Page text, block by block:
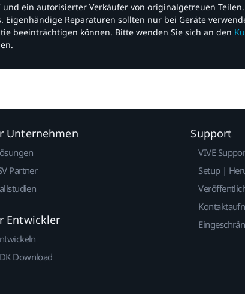
ein autorisierter Verkäufer von originalgetreuen
Eigenhändige Reparaturen sollten nur bei Geräte
beeinträchtigen können. Bitte wenden Sie sich an den
Unternehmen
Partner
Entwickler
Download
Support
VIVE
Setup |